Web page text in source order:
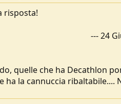
risposta!
---24
quelle che ha Decathlon
ha la cannuccia